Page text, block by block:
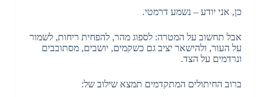
כן, אני יודע – נשמע דרמטי.
אבל תחשוב על המטרה: לספוג מהר, להפחית ריחות, לשמור
על העור, ולהישאר יציב גם כשקמים, יושבים, מסתובבים
ונרדמים על הצד.
ברוב החיתולים המתקדמים תמצא שילוב של: